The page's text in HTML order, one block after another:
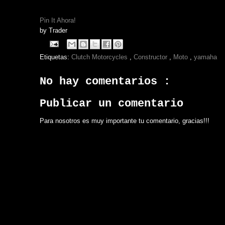
Pin It Ahora!
by Trader
Etiquetas: Clutch Motorcycles Constructor Moto yamaha
No hay comentarios :
Publicar un comentario
Para nosotros es muy importante tu comentario, gracias!!!